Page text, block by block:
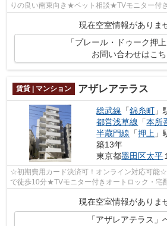
りの良い南東向き★ペット相談★TVモニター付
備★セキュリティシステム導入済み★独立洗面...
現在空室情報がありま
「プレール・ドゥーク押
お問い合わせはこち
賃貸 | マンション アザレアテラス
総武線 「錦糸町 」
都営浅草線 「本所
半蔵門線 「押上 」
築13年
東京都墨田区太平
☆初期費用カード決済可！オンライン対応可能
で徒歩10分★TVモニター付きオートロック・宅
現在空室情報がありま
「アザレアテラス」